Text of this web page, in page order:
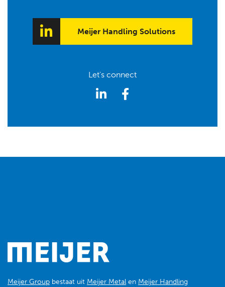
Meijer Handling Solutions
Let's connect
Meijer Group bestaat uit Meijer Metal en Meijer Handling